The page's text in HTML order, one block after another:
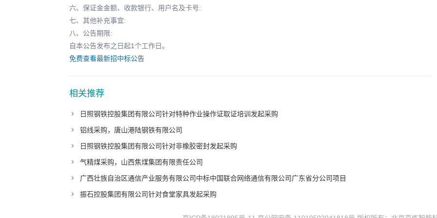
六、保证金金额、收款银行、用户名及卡号:
七、其他补充事宜:
八、公告期限:
自本公告发布之日起1个工作日。
免费查看最新招中标公告
相关推荐
日照钢铁控股集团有限公司针对特种作业操作证取证培训发起采购
铝线采购，唐山港陆钢铁有限公司
日照钢铁控股集团有限公司针对非橡胶密封发起采购
气精煤采购，山西焦煤集团有限责任公司
广西壮族自治区通信产业服务有限公司中标中国联合网络通信有限公司广东省分公司项目
振石控股集团有限公司针对食堂家具发起采购